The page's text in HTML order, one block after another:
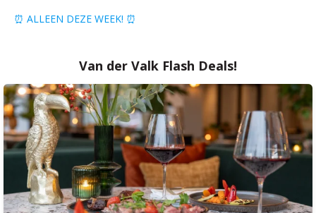
⏰ ALLEEN DEZE WEEK! ⏰
Van der Valk Flash Deals!